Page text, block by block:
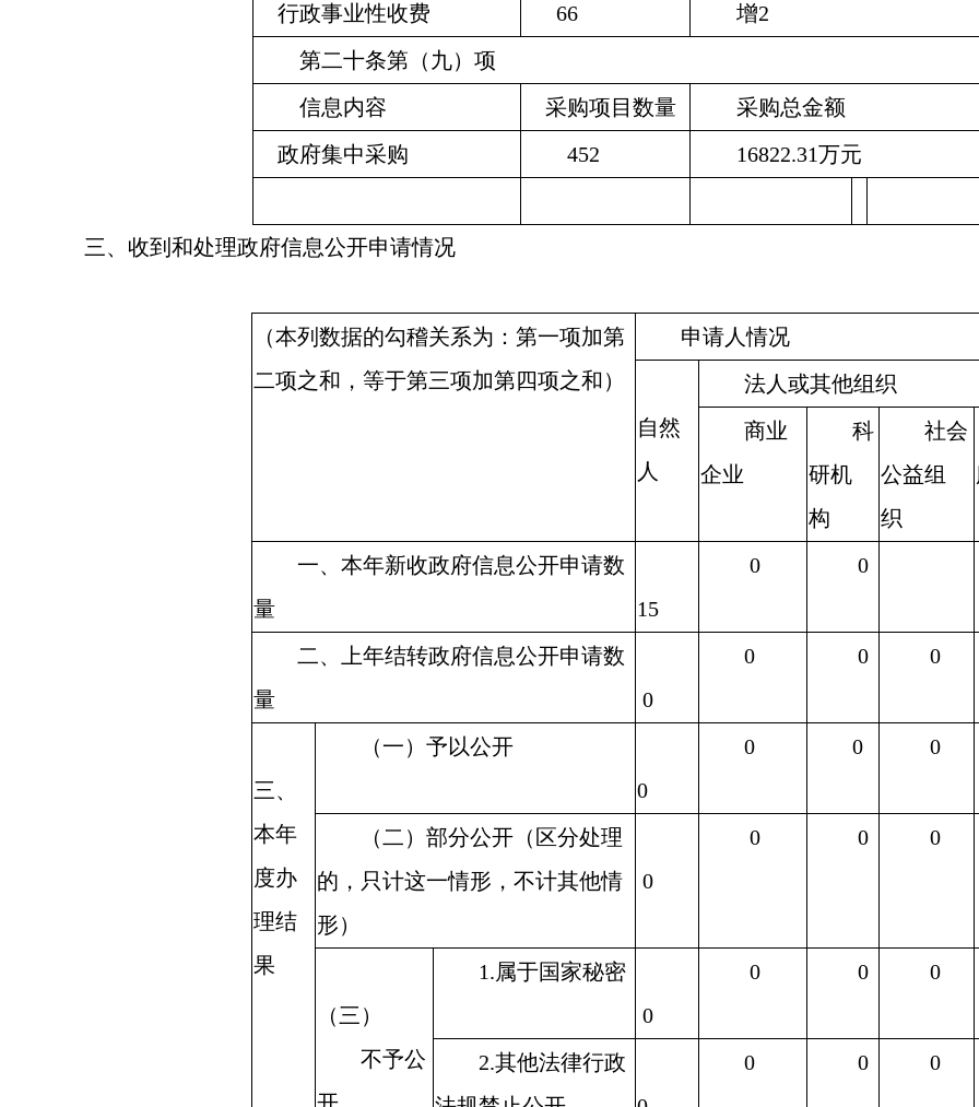
行政事业性收费 66 增2
第二十条第（九）项
信息内容
采购项目数量
采购总金额
政府集中采购
452 16822.31万元
三、收到和处理政府信息公开申请情况
（本列数据的勾稽关系为：第一项加第
二项之和，等于第三项加第四项之和）
申请人情况
自然
人
法人或其他组织
商业
企业
科
研机
构
社会
公益组
织
一、本年新收政府信息公开申请数
量
15
0 0
二、上年结转政府信息公开申请数
量
0
0 0 0
三、
本年
度办
理结
果
（一）予以公开
0
0 0 0
（二）部分公开（区分处理
的，只计这一情形，不计其他情
形）
0
0 0 0
（三）
不予公
1.属于国家秘密
0
0 0 0
2.其他法律行政
0 0 0